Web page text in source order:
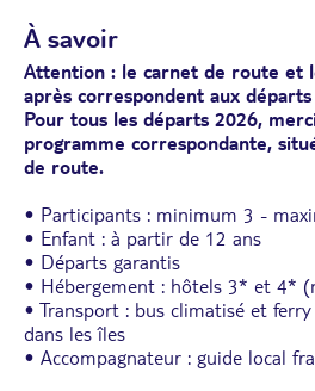
À savoir
Attention : le carnet de route et
après correspondent aux
Pour tous les départs 2026,
programme correspondante,
de route.
• Participants : minimum 3 -
• Enfant : à partir de 12 ans
• Départs garantis
• Hébergement : hôtels 3* et 4*
• Transport : bus climatisé et
dans les îles
• Accompagnateur : guide local